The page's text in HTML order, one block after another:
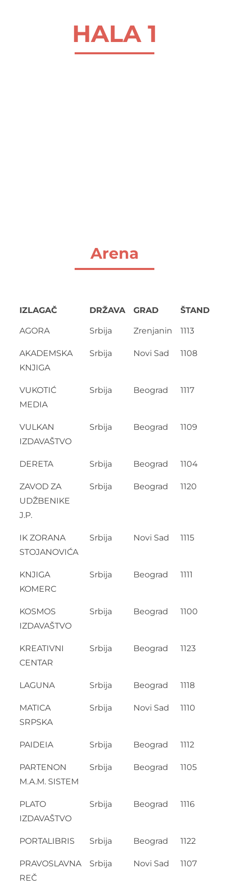
HALA 1
Arena
IZLAGAČ DRŽAVA GRAD ŠTAND
AGORA Srbija Zrenjanin 1113
AKADEMSKA
KNJIGA
Srbija Novi Sad 1108
VUKOTIĆ
MEDIA
Srbija Beograd 1117
VULKAN
IZDAVAŠTVO
Srbija Beograd 1109
DERETA Srbija Beograd 1104
ZAVOD ZA
UDŽBENIKE
J.P.
Srbija Beograd 1120
IK ZORANA
STOJANOVIĆA
Srbija Novi Sad 1115
KNJIGA
KOMERC
Srbija Beograd 1111
KOSMOS
IZDAVAŠTVO
Srbija Beograd 1100
KREATIVNI
CENTAR
Srbija Beograd 1123
LAGUNA Srbija Beograd 1118
MATICA
SRPSKA
Srbija Novi Sad 1110
PAIDEIA Srbija Beograd 1112
PARTENON
M.A.M. SISTEM
Srbija Beograd 1105
PLATO
IZDAVAŠTVO
Srbija Beograd 1116
PORTALIBRIS Srbija Beograd 1122
PRAVOSLAVNA
REČ
Srbija Novi Sad 1107